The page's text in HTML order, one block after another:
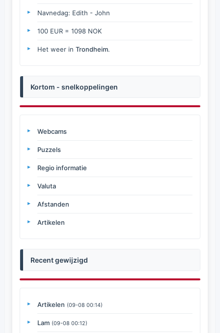
Navnedag: Edith - John
100 EUR = 1098 NOK
Het weer in Trondheim.
Kortom - snelkoppelingen
Webcams
Puzzels
Regio informatie
Valuta
Afstanden
Artikelen
Recent gewijzigd
Artikelen (09-08 00:14)
Lam (09-08 00:12)